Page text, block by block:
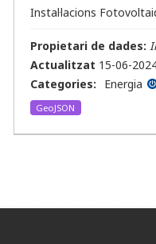
Instal·lacions
Propietari de dades:
Actualitzat 15-06-
Categories:
Energia
GeoJSON